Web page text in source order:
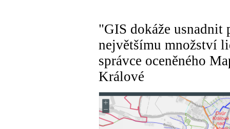
"GIS dokáže
největšímu množství
správce oceněného
Králové